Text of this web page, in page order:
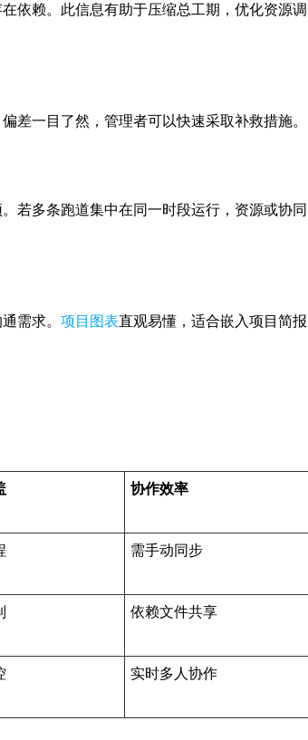
依赖。此信息有助于压缩总工期，优化资源调
差一目了然，管理者可以快速采取补救措施。
若多条跑道集中在同一时段运行，资源或协同
需求。 项目图表直观易懂，适合嵌入项目简报
协作效率
需手动同步
依赖文件共享
实时多人协作